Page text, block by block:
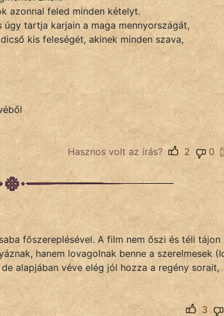
azonnal feled minden kételyt.
tartja karjain a maga mennyországát,
kis feleségét, akinek minden szava,
Hasznos volt az írás? 0
2
főszereplésével. A film nem őszi és téli tájon
hanem lovagolnak benne a szerelmesek
alapjában véve elég jól hozza a regény sorait,
3